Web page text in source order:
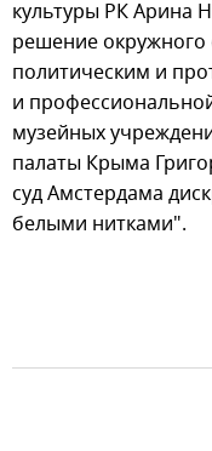
культуры РК Арина
решение окружного
политическим и
и
музейных
палаты Крыма
суд Амстердама
белыми нитками".